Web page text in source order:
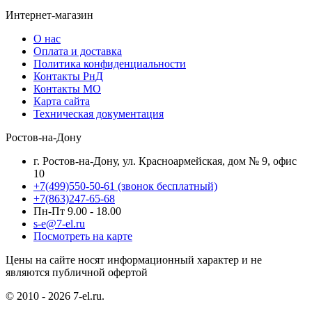
Интернет-магазин
О нас
Оплата и доставка
Политика конфиденциальности
Контакты РнД
Контакты МО
Карта сайта
Техническая документация
Ростов-на-Дону
г. Ростов-на-Дону, ул. Красноармейская, дом № 9, офис
10
+7(499)550-50-61 (звонок бесплатный)
+7(863)247-65-68
Пн-Пт 9.00 - 18.00
s-e@7-el.ru
Посмотреть на карте
Цены на сайте носят информационный характер и не
являются публичной офертой
© 2010 - 2026 7-el.ru.